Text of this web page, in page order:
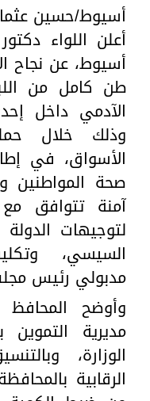
أسيوط/حسين
أعلن اللواء
أسيوط، عن نجاح
طن كامل من
الآدمي داخل
وذلك خلال
الأسواق، في
صحة
آمنة تتوافق مع
لتوجيهات
السيسي،
مدبولي رئيس
وأوضح
مديرية
الوزارة،
الرقابية